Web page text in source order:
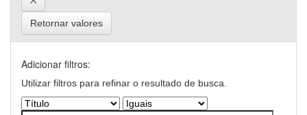
Retornar valores
Adicionar filtros:
Utilizar filtros para refinar o resultado de busca.